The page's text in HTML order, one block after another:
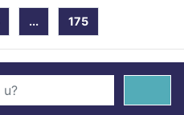
... 175